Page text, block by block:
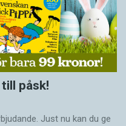
påsk!
Just nu kan du ge